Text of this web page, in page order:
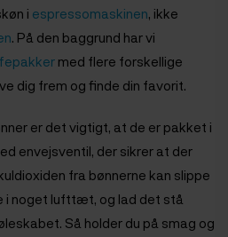
i espressomaskinen, ikke
. På den baggrund har vi
med flere forskellige
dig frem og finde din favorit.
er det vigtigt, at de er pakket i
envejsventil, der sikrer at der
fra bønnerne kan slippe
i noget lufttæt, og lad det stå
Så holder du på smag og